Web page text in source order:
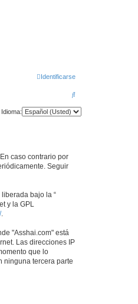
Identificarse
B
u
Idioma:
caso contrario por
Seguir
bajo la “
y la GPL
.
"Asshai.com" está
Las direcciones IP
que lo
ninguna tercera parte